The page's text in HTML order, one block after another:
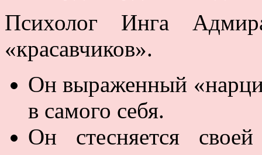
Психолог Инга
«красавчиков».
Он выраженный
в самого себя.
Он стесняется